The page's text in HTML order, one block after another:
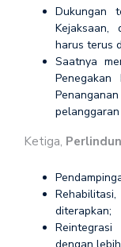
Dukungan
Kejaksaan,
harus terus
Saatnya
Ketiga,
diterapkan;